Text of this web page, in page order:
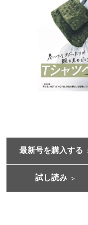
最新号を購入する
試し読み